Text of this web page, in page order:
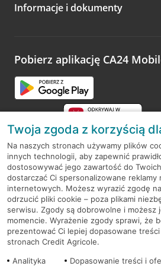
Zachęcamy do podzielenia się z
opinie.
Informacje i dokumenty
Pobierz aplikację CA24
RODO
Regulamin serwisu
Mapa serwisu
PolitykaCookies
Twoja zgoda z korzyścią
Na naszych stronach używamy plików
innych technologii, aby zapewnić
dostosowywać jego zawartość do
dostarczać Ci spersonalizowane reklamy
internetowych. Możesz wyrazić zgodę
odrzucić pliki cookie – poza plikami
serwisu. Zgody są dobrowolne i możesz
momencie. Wyrażenie zgody sprawi, że
prezentować Ci lepiej dopasowane
stronach Credit Agricole.
Analityka
Dopasowanie treści i